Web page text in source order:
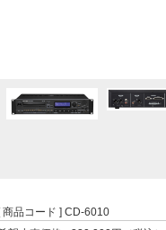
[ 商品コード ] CD-6010